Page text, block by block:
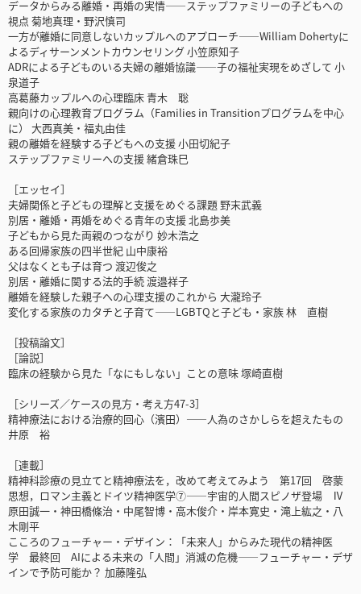
データからみる離婚・再婚の実情――ステップファミリーの子どもへの
視点 菊地真理・野沢慎司
一方が離婚に同意しないカップルへのアプローチ――William Dohertyに
よるディサーンメントカウンセリング 小笠原知子
ADRによる子どものいる夫婦の離婚協議――子の福祉実現をめざして 小
泉道子
高葛藤カップルへの心理臨床 青木 聡
親向けの心理教育プログラム（Families in Transitionプログラムを中心
に） 大西真美・福丸由佳
親の離婚を経験する子どもへの支援 小田切紀子
ステップファミリーへの支援 緒倉珠巳
［エッセイ］
夫婦関係と子どもの理解と支援をめぐる課題 野末武義
別居・離婚・再婚をめぐる青年の支援 北島歩美
子どもから見た両親のつながり 妙木浩之
ある回帰家族の四半世紀 山中康裕
父はなくとも子は育つ 渡辺俊之
別居・離婚に関する法的手続 渡邉祥子
離婚を経験した親子への心理支援のこれから 大瀧玲子
変化する家族のカタチと子育て――LGBTQと子ども・家族 林 直樹
［投稿論文］
［論説］
臨床の経験から見た「なにもしない」ことの意味 塚崎直樹
［シリーズ／ケースの見方・考え方47-3］
精神療法における治療的回心（濱田）――人為のさかしらを超えたもの
井原 裕
［連載］
精神科診療の見立てと精神療法を，改めて考えてみよう 第17回 啓蒙
思想，ロマン主義とドイツ精神医学⑦――宇宙的人間スピノザ登場 Ⅳ
原田誠一・神田橋條治・中尾智博・高木俊介・岸本寛史・滝上紘之・八
木剛平
こころのフューチャー・デザイン：「未来人」からみた現代の精神医
学 最終回 AIによる未来の「人間」消滅の危機――フューチャー・デザ
インで予防可能か？ 加藤隆弘